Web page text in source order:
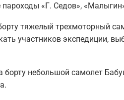
«Г. Седов»,
тяжелый трехмоторный
участников экспедиции,
небольшой самолет